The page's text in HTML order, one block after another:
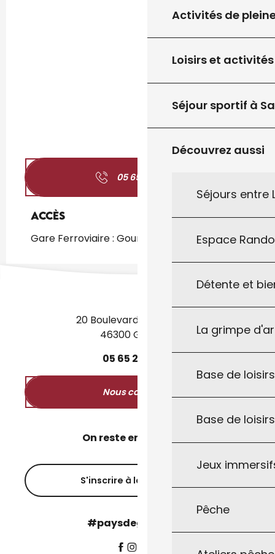
Activités de
Loisirs et activités
Séjour sportif à
Découvrez aussi
Séjours entre
Espace
Détente et
La grimpe
Base de
Base de
Jeux
Pêche
05 65 27 65
Accès
Accès
Gare Ferroviaire : Gourdon à 2km
20 Boulevard des Martyrs
46300 Gourdon
05 65 27
Nous contacter
On reste en contact ?
S'inscrire à la newsletter
#paysdegourdon !